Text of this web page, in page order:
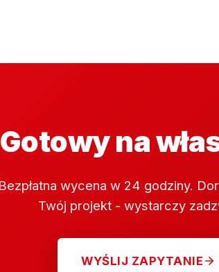
Gotowy na
Bezpłatna wycena w 24 godziny.
Twój projekt - wystarczy
WYŚLIJ ZAPYTANIE